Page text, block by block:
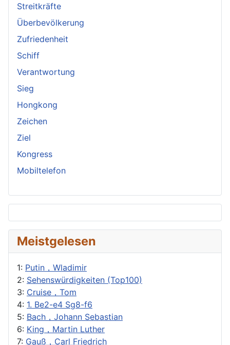
Streitkräfte
Überbevölkerung
Zufriedenheit
Schiff
Verantwortung
Sieg
Hongkong
Zeichen
Ziel
Kongress
Mobiltelefon
Meistgelesen
1: Putin，Wladimir
2: Sehenswürdigkeiten (Top100)
3: Cruise，Tom
4: 1. Be2-e4 Sg8-f6
5: Bach，Johann Sebastian
6: King，Martin Luther
7: Gauß，Carl Friedrich